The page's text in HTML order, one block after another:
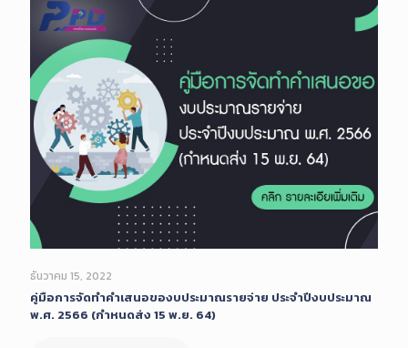
ธันวาคม 15, 2022
คู่มือการจัดทำคำเสนอของบประมาณรายจ่าย ประจำปีงบประมาณ
พ.ศ. 2566 (กำหนดส่ง 15 พ.ย. 64)